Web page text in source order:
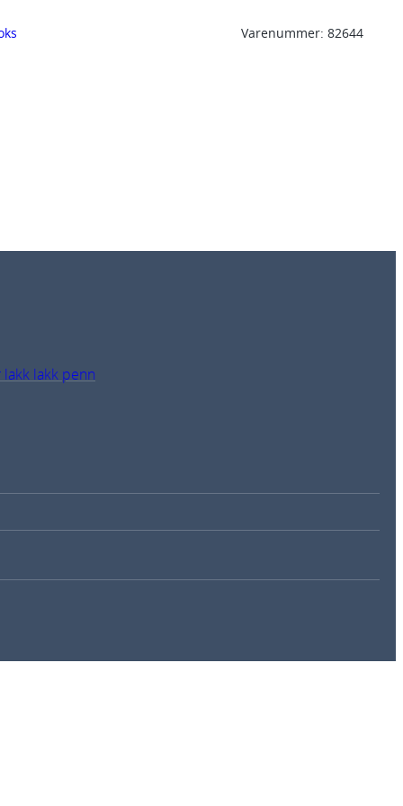
Varenummer: 82644
lakk lakk penn